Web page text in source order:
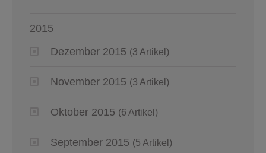
2015
Dezember 2015 (3 Artikel)
November 2015 (3 Artikel)
Oktober 2015 (6 Artikel)
September 2015 (5 Artikel)